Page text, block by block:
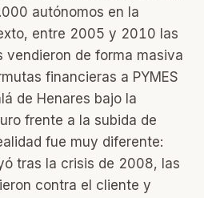
autónomos en la
entre 2005 y 2010 las
vendieron de forma masiva
financieras a PYMES
de Henares bajo la
frente a la subida de
fue muy diferente:
tras la crisis de 2008, las
contra el cliente y